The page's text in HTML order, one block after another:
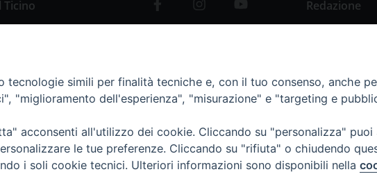
Ticino
Redazione
Storia
tecnologie simili per finalità tecniche e, con il tuo consenso, anche
"miglioramento dell'esperienza", "misurazione" e "targeting e
acconsenti all'utilizzo dei cookie. Cliccando su "personalizza"
le tue preferenze. Cliccando su "rifiuta" o chiudendo
i soli cookie tecnici. Ulteriori informazioni sono disponibili nella